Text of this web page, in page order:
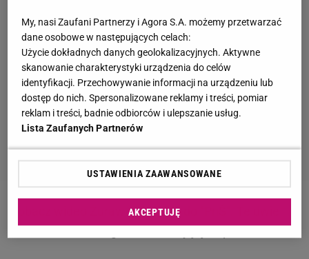
Żuraw dołączyła do "PnŚ". Te dwie
My, nasi Zaufani Partnerzy i Agora S.A. możemy przetwarzać
dane osobowe w następujących celach:
Użycie dokładnych danych geolokalizacyjnych. Aktywne
skanowanie charakterystyki urządzenia do celów
identyfikacji. Przechowywanie informacji na urządzeniu lub
dostęp do nich. Spersonalizowane reklamy i treści, pomiar
reklam i treści, badnie odbiorców i ulepszanie usług.
Lista Zaufanych Partnerów
USTAWIENIA ZAAWANSOWANE
AKCEPTUJĘ